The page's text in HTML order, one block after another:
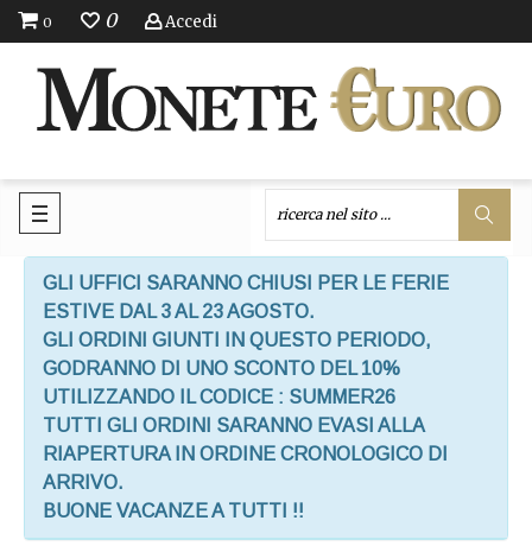
0 0 Accedi
GLI UFFICI SARANNO CHIUSI PER LE FERIE
ESTIVE DAL 3 AL 23 AGOSTO.
GLI ORDINI GIUNTI IN QUESTO PERIODO,
GODRANNO DI UNO SCONTO DEL 10%
UTILIZZANDO IL CODICE : SUMMER26
TUTTI GLI ORDINI SARANNO EVASI ALLA
RIAPERTURA IN ORDINE CRONOLOGICO DI
ARRIVO.
BUONE VACANZE A TUTTI !!